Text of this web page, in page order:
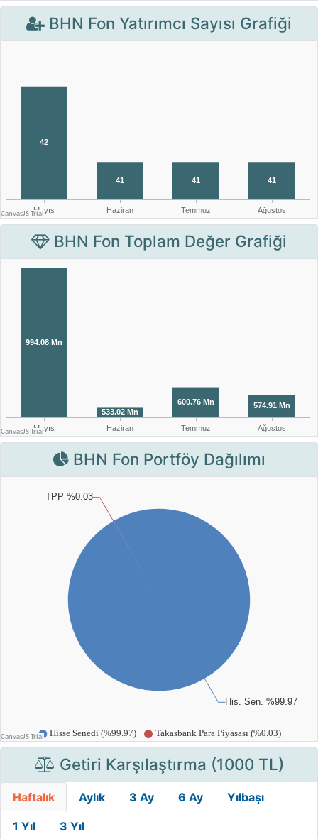
BHN Fon Yatırımcı Sayısı Grafiği
BHN Fon Toplam Değer Grafiği
BHN Fon Portföy Dağılımı
Getiri Karşılaştırma (1000 TL)
Haftalık Aylık 3 Ay 6 Ay Yılbaşı
1 Yıl 3 Yıl